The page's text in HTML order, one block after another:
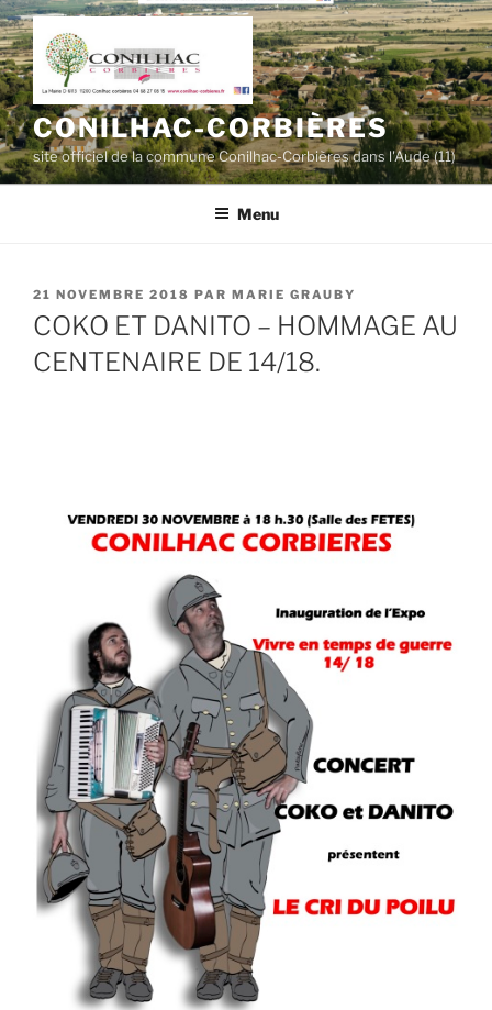
Aller
au
contenu
principal
CONILHAC-CORBIÈRES
site officiel de la commune Conilhac-Corbières dans l'Aude (11)
Menu
PUBLIÉ
LE
21 NOVEMBRE 2018 PAR MARIE GRAUBY
COKO ET DANITO – HOMMAGE AU
CENTENAIRE DE 14/18.